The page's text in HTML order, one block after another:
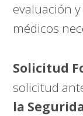
evaluación
médicos
Solicitud
solicitud
la